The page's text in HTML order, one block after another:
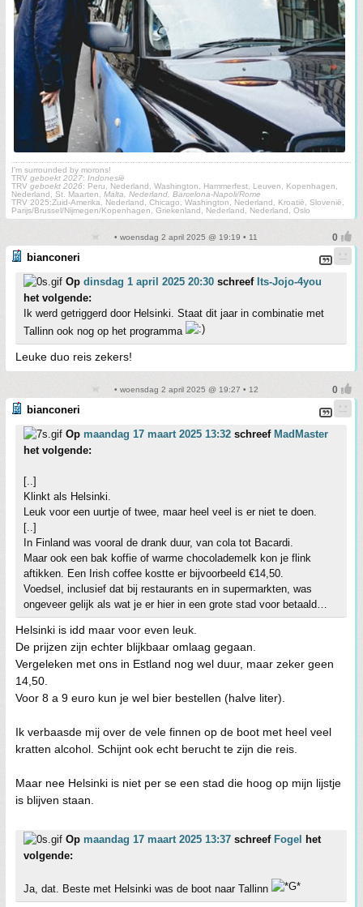
I'm surrounded by morons!
TRV geboekt 2027: Indonesië
TRV geboekt 2026: Peru, Nederland, Washington, Hammerfest, Leuven, Kopenhagen,
Nederland, St. Maarten, Malta, Nederland, Barcelona-Napoli/Rome
TRV 2025:Zuid-Amerika, Nederland, Chicago, Washington, Nederland, Kroatië, Slovenië,
Parijs/Brussel/Nijmegen/Kopenhagen, Griekenland, Nederland, Nederland, Oslo
• woensdag 2 april 2025 @ 19:19 • 11
bianconeri
Op dinsdag 1 april 2025 20:30 schreef Its-Jojo-4you
het volgende:
Ik werd getriggerd door Helsinki. Staat dit jaar in combinatie met
Tallinn ook nog op het programma
Leuke duo reis zekers!
• woensdag 2 april 2025 @ 19:27 • 12
bianconeri
Op maandag 17 maart 2025 13:32 schreef MadMaster
het volgende:
[..]
Klinkt als Helsinki.
Leuk voor een uurtje of twee, maar heel veel is er niet te doen.
[..]
In Finland was vooral de drank duur, van cola tot Bacardi.
Maar ook een bak koffie of warme chocolademelk kon je flink
aftikken. Een Irish coffee kostte er bijvoorbeeld €14,50.
Voedsel, inclusief dat bij restaurants en in supermarkten, was
ongeveer gelijk als wat je er hier in een grote stad voor betaald…
Helsinki is idd maar voor even leuk.
De prijzen zijn echter blijkbaar omlaag gegaan.
Vergeleken met ons in Estland nog wel duur, maar zeker geen
14,50.
Voor 8 a 9 euro kun je wel bier bestellen (halve liter).
Ik verbaasde mij over de vele finnen op de boot met heel veel
kratten alcohol. Schijnt ook echt berucht te zijn die reis.
Maar nee Helsinki is niet per se een stad die hoog op mijn lijstje
is blijven staan.
Op maandag 17 maart 2025 13:37 schreef Fogel
het
volgende:
Ja, dat. Beste met Helsinki was de boot naar Tallinn